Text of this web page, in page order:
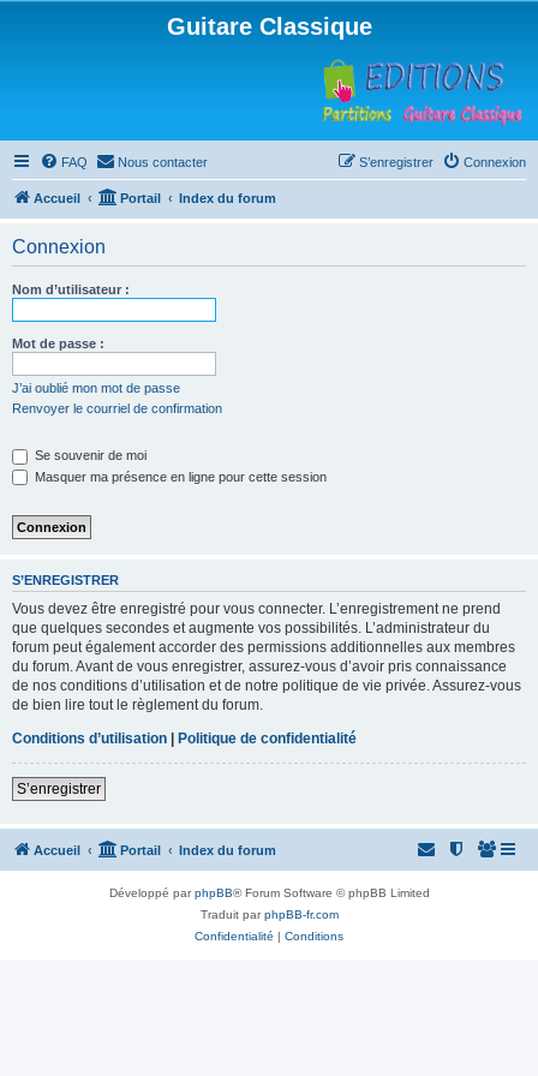
Guitare Classique
FAQ Nous contacter Connexion
S’enregistrer
Accueil Portail Index du forum
Connexion
Nom d’utilisateur :
Mot de passe :
J’ai oublié mon mot de passe
Renvoyer le courriel de confirmation
Se souvenir de moi
Masquer ma présence en ligne pour cette session
S’ENREGISTRER
Vous devez être enregistré pour vous connecter. L’enregistrement ne prend
que quelques secondes et augmente vos possibilités. L’administrateur du
forum peut également accorder des permissions additionnelles aux membres
du forum. Avant de vous enregistrer, assurez-vous d’avoir pris connaissance
de nos conditions d’utilisation et de notre politique de vie privée. Assurez-vous
de bien lire tout le règlement du forum.
Conditions d’utilisation | Politique de confidentialité
S’enregistrer
Accueil Portail Index du forum
Développé parphpBB® Forum Software © phpBB Limited
Traduit parphpBB-fr.com
Confidentialité | Conditions